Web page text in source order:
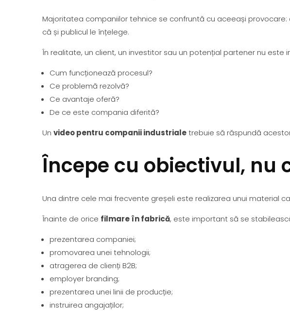
Majoritatea companiilor tehnice se confruntă cu aceeași
că și publicul le înțelege.
În realitate, un client, un investitor sau un potențial partener nu
Cum funcționează procesul?
Ce problemă rezolvă?
Ce avantaje oferă?
De ce este compania diferită?
Un video pentru companii industrialetrebuie să răspundă
Începe cu obiectivul, nu
Una dintre cele mai frecvente greșeli este realizarea unui material
Înainte de orice filmare în fabrică, este important să se
prezentarea companiei;
promovarea unei tehnologii;
atragerea de clienți B2B;
employer branding;
prezentarea unei linii de producție;
instruirea angajaților;